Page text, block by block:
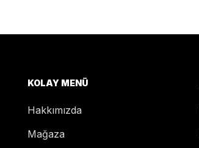
KOLAY MENÜ
Hakkımızda
Mağaza